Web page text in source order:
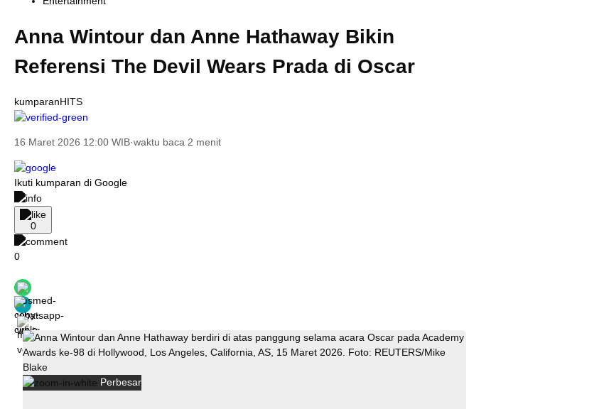
Anna Wintour dan Anne Hathaway Bikin
Referensi The Devil Wears Prada di Oscar
kumparanHITS
16 Maret 2026 12:00 WIB·waktu baca 2 menit
Ikuti kumparan di Google
0
0
Perbesar